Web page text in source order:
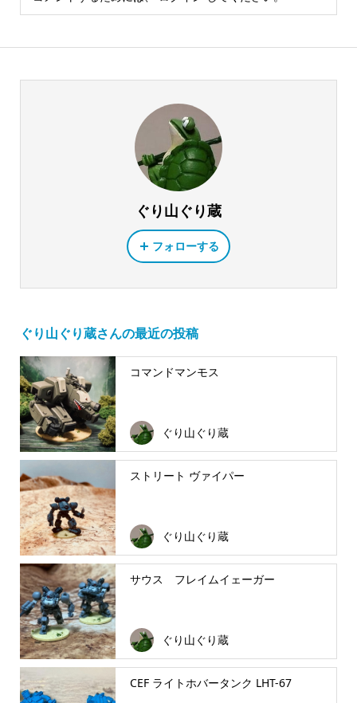
ぐり山ぐり蔵
フォローする
ぐり山ぐり蔵さんの最近の投稿
コマンドマンモス
ぐり山ぐり蔵
ストリート ヴァイパー
ぐり山ぐり蔵
サウス フレイムイェーガー
ぐり山ぐり蔵
CEF ライトホバータンク LHT-67